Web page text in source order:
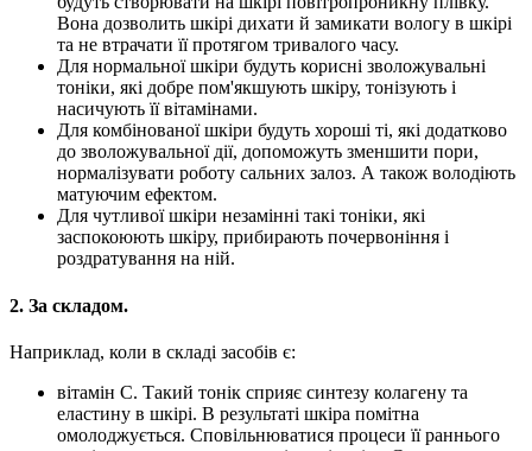
Вона дозволить шкірі дихати й замикати вологу в шкірі
та не втрачати її протягом тривалого часу.
Для нормальної шкіри будуть корисні зволожувальні
тоніки, які добре пом'якшують шкіру, тонізують і
насичують її вітамінами.
Для комбінованої шкіри будуть хороші ті, які додатково
до зволожувальної дії, допоможуть зменшити пори,
нормалізувати роботу сальних залоз. А також володіють
матуючим ефектом.
Для чутливої шкіри незамінні такі тоніки, які
заспокоюють шкіру, прибирають почервоніння і
роздратування на ній.
2. За складом.
Наприклад, коли в складі засобів є:
вітамін С. Такий тонік сприяє синтезу колагену та
еластину в шкірі. В результаті шкіра помітна
омолоджується. Сповільнюватися процеси її раннього